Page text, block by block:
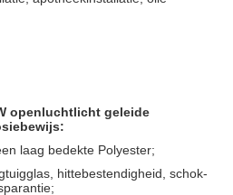
openluchtlicht geleide
laag bedekte Polyester;
hittebestendigheid, schok-